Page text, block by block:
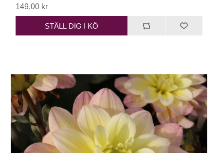
149,00 kr
STÄLL DIG I KÖ